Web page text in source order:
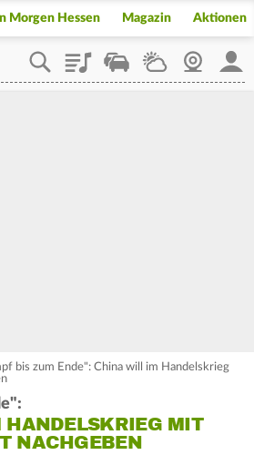
Morgen Hessen Magazin Aktionen
PlaylistStaupilotWetterWebcam
bis zum Ende": China will im Handelskrieg
MIT
NACHGEBEN